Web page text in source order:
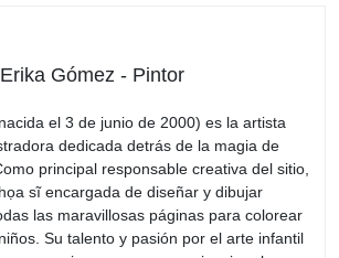
Erika Gómez - Pintor
el 3 de junio de 2000) es la artista
dedicada detrás de la magia de
principal responsable creativa del sitio,
sĩ encargada de diseñar y dibujar
las maravillosas páginas para colorear
Su talento y pasión por el arte infantil